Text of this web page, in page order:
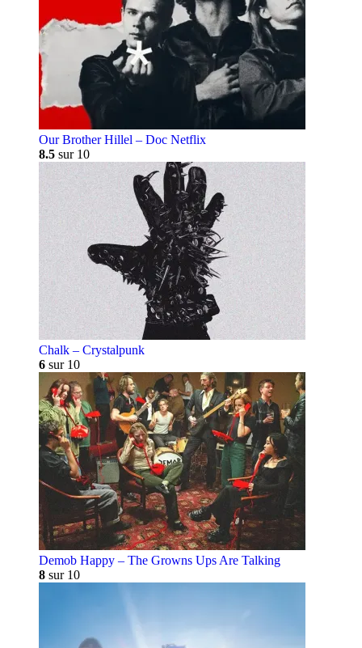
Our Brother Hillel – Doc Netflix
8.5 sur 10
Chalk – Crystalpunk
6 sur 10
Demob Happy – The Growns Ups Are Talking
8 sur 10